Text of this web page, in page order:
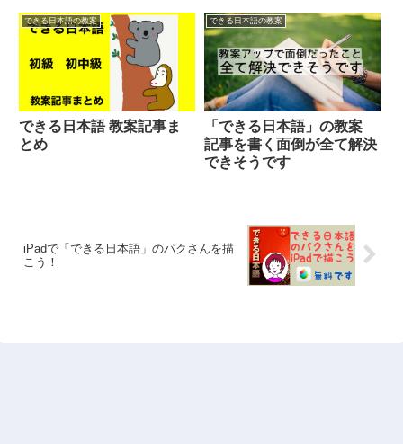
できる日本語の教案
できる日本語 教案記事ま
とめ
できる日本語の教案
「できる日本語」の教案
記事を書く面倒が全て解決
できそうです
iPadで「できる日本語」のパクさんを描
こう！